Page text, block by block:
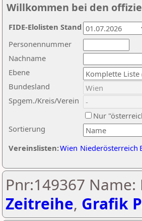
Willkommen bei den
Nachname
Ebene
Sortierung
Personennummer
Bundesland
Spgem./Kreis/Verein
Nur
Vereinslisten:Wien Niederösterreich
FIDE-Elolisten Stand
Pnr:149367 Name:
Zeitreihe, Grafik